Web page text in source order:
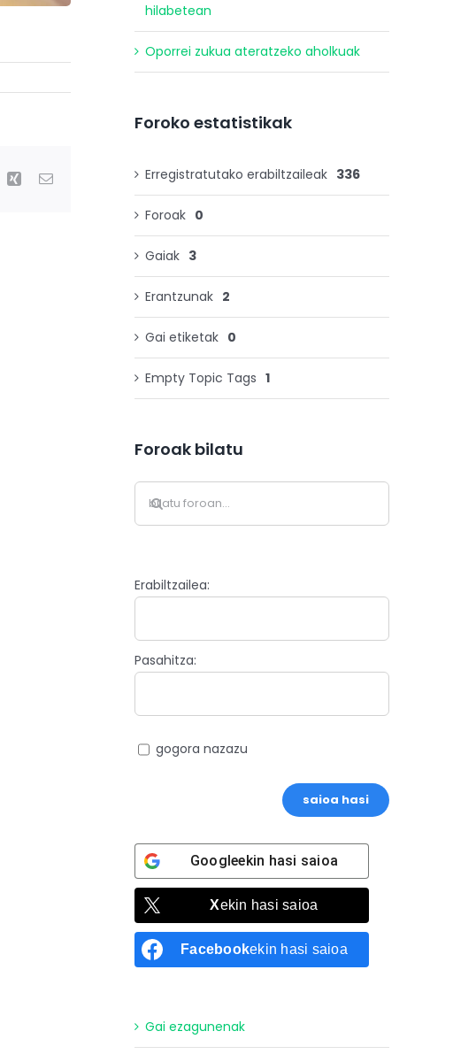
Xing E-
hilabetean
Oporrei zukua ateratzeko aholkuak
Foroko estatistikak
Erregistratutako erabiltzaileak 336
Foroak 0
Gaiak 3
Erantzunak 2
Gai etiketak 0
Empty Topic Tags 1
Foroak bilatu
Erabiltzailea:
Pasahitza:
gogora nazazu
saioa hasi
Googleekin hasi saioa
Xekin hasi saioa
Facebookekin hasi saioa
Gai ezagunenak